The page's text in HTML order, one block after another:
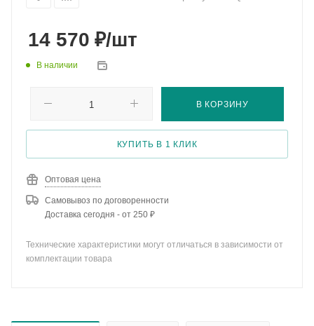
14 570 ₽/шт
В наличии
В КОРЗИНУ
КУПИТЬ В 1 КЛИК
Оптовая цена
Самовывоз по договоренности
Доставка сегодня - от 250 ₽
Технические характеристики могут отличаться в зависимости от
комплектации товара